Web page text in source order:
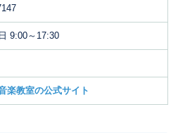
9:00～17:30
楽教室の公式サイト